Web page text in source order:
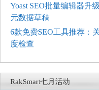
Yoast SEO批量编辑器升
元数据草稿
6款免费SEO工具推荐：
度检查
RakSmart七月活动